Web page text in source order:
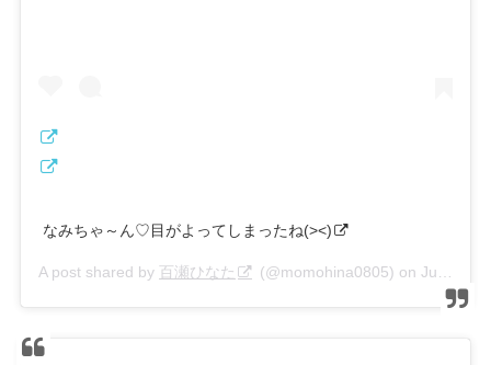
なみちゃ～ん♡目がよってしまったね(><)
A post shared by 百瀬ひなた (@momohina0805) on Jul 27, 2019 at 1:53am PDT